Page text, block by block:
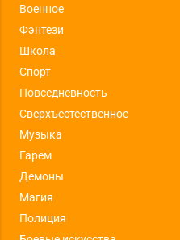
Военное
Фэнтези
Школа
Спорт
Повседневность
Сверхъестественное
Музыка
Гарем
Демоны
Магия
Полиция